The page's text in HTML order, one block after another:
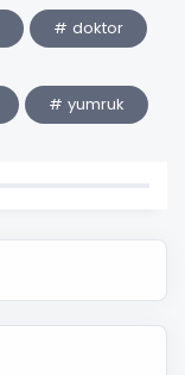
# doktor
# yumruk